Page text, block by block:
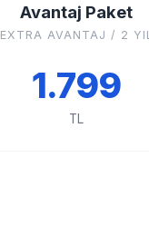
Avantaj Paket
EXTRA AVANTAJ / 2 YIL
1.799
TL